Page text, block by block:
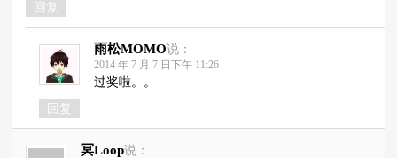
回复
雨松MOMO说：
2014 年 7 月 7 日下午 11:26
过奖啦。。
回复
冥Loop说：